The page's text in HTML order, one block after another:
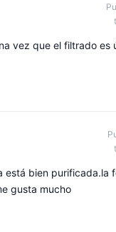
vez que el filtrado es
bien purificada.la
gusta mucho